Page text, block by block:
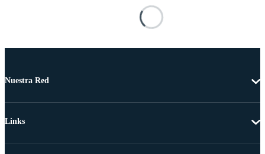
Nuestra Red
Links